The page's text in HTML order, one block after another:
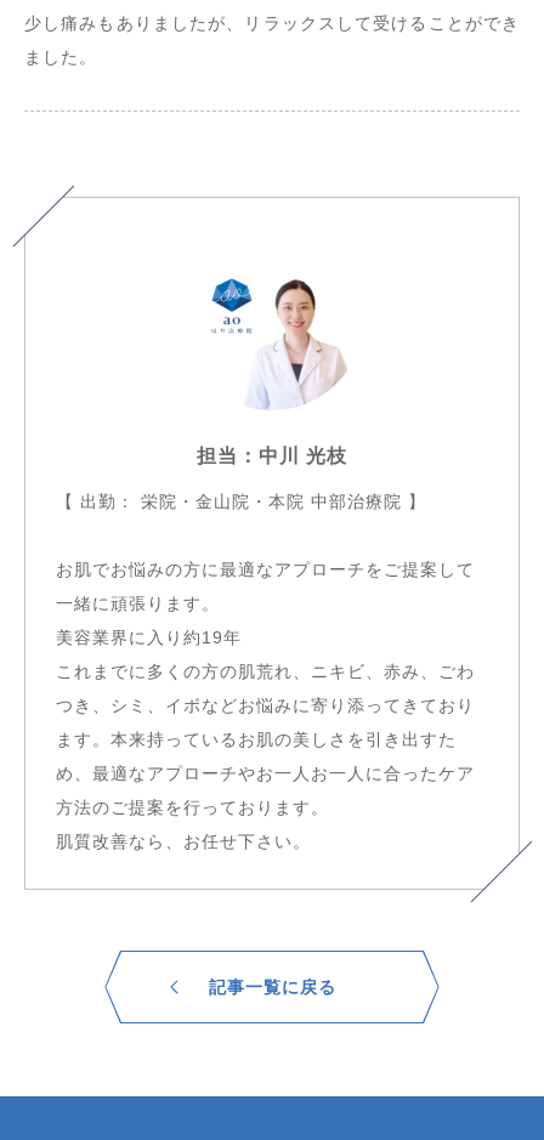
少し痛みもありましたが、リラックスして受けることができ
ました。
担当：中川 光枝
【 出勤： 栄院・金山院・本院 中部治療院 】
お肌でお悩みの方に最適なアプローチをご提案して
一緒に頑張ります。
美容業界に入り約19年
これまでに多くの方の肌荒れ、ニキビ、赤み、ごわ
つき、シミ、イボなどお悩みに寄り添ってきており
ます。本来持っているお肌の美しさを引き出すた
め、最適なアプローチやお一人お一人に合ったケア
方法のご提案を行っております。
肌質改善なら、お任せ下さい。
記事一覧に戻る